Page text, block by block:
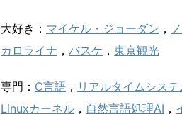
大好き： マイケル・ジョーダン ，
カロライナ ， バスケ ， 東京観光
専門： C言語 ， リアルタイムシステ
Linuxカーネル ， 自然言語処理AI ，